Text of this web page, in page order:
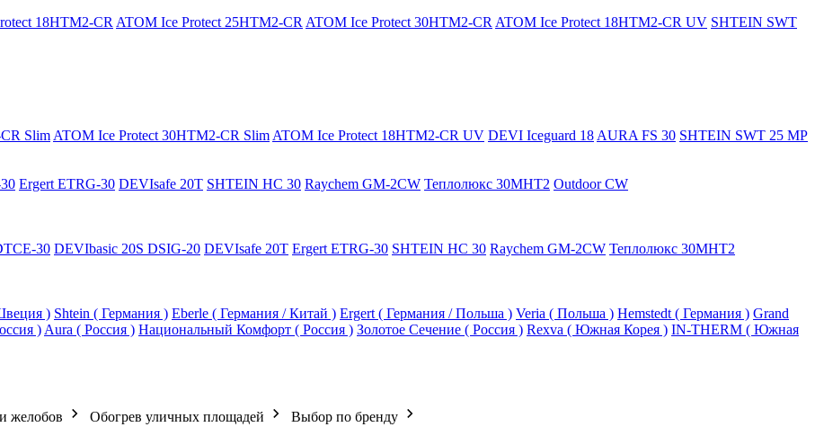
18HTM2-CR ATOM Ice Protect 25HTM2-CR ATOM Ice Protect 30HTM2-CR ATOM Ice Protect 18HTM2-CR UV SHTEIN SWT
Slim ATOM Ice Protect 30HTM2-CR Slim ATOM Ice Protect 18HTM2-CR UV DEVI Iceguard 18 AURA FS 30 SHTEIN SWT 25 MP
Ergert ETRG-30 DEVIsafe 20T SHTEIN HC 30 Raychem GM-2CW Теплолюкс 30МНТ2 Outdoor CW
30 DEVIbasic 20S DSIG-20 DEVIsafe 20T Ergert ETRG-30 SHTEIN HC 30 Raychem GM-2CW Теплолюкс 30МНТ2
) Shtein ( Германия ) Eberle ( Германия / Китай ) Ergert ( Германия / Польша ) Veria ( Польша ) Hemstedt ( Германия ) Grand
) Aura ( Россия ) Национальный Комфорт ( Россия ) Золотое Сечение ( Россия ) Rexva ( Южная Корея ) IN-THERM ( Южная
желобов Обогрев уличных площадей Выбор по бренду